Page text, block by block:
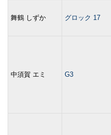
舞鶴 しずか グロック 17
中須賀 エミ G3